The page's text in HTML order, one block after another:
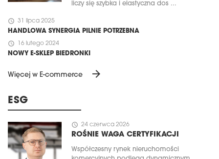
liczy się szybka i elastyczna dos ...
schedule 31 lipca 2025
HANDLOWA SYNERGIA PILNIE POTRZEBNA
schedule 16 lutego 2024
NOWY E-SKLEP BIEDRONKI
Więcej w E-commerce arrow_forward
ESG
schedule 24 czerwca 2026
ROŚNIE WAGA CERTYFIKACJI
Współczesny rynek nieruchomości